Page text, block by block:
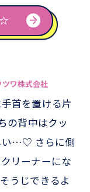
ツワ株式会社
首を置ける片
の背中はクッ
い…♡ さらに側
リーナーにな
うじできるよ